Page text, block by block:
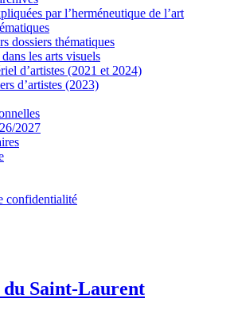
par l’herméneutique de l’art
dossiers thématiques
les arts visuels
d’artistes (2021 et 2024)
d’artistes (2023)
2027
confidentialité
du Saint-Laurent